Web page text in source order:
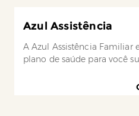
Azul Assistência
A Azul Assistência Familiar
plano de saúde para você